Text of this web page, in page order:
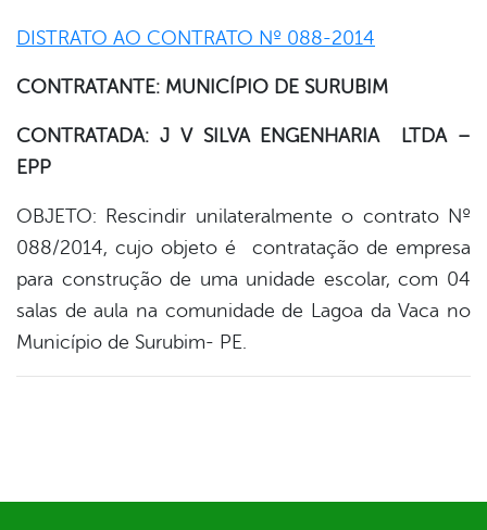
DISTRATO AO CONTRATO Nº 088-2014
CONTRATANTE: MUNICÍPIO DE SURUBIM
CONTRATADA: J V SILVA ENGENHARIA LTDA –
EPP
OBJETO: Rescindir unilateralmente o contrato Nº
088/2014, cujo objeto é contratação de empresa
para construção de uma unidade escolar, com 04
salas de aula na comunidade de Lagoa da Vaca no
Município de Surubim- PE.